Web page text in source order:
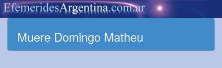
Muere Domingo Matheu